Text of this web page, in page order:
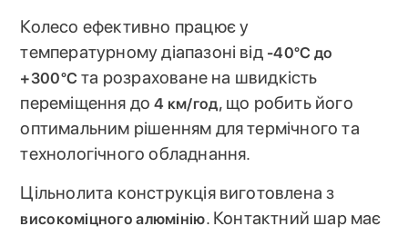
Колесо ефективно працює у
температурному діапазоні від -40°C до
+300°C та розраховане на швидкість
переміщення до4 км/год, що робить його
оптимальним рішенням для термічного та
технологічного обладнання.
Цільнолита конструкція виготовлена з
високоміцного алюмінію. Контактний шар має